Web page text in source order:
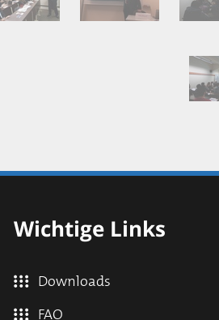
Wichtige Links
Downloads
FAQ